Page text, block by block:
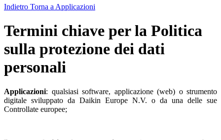
Indietro Torna a Applicazioni
Termini chiave per la Politica
sulla protezione dei dati
personali
Applicazioni: qualsiasi software, applicazione (web) o strumento
digitale sviluppato da Daikin Europe N.V. o da una delle sue
Controllate europee;